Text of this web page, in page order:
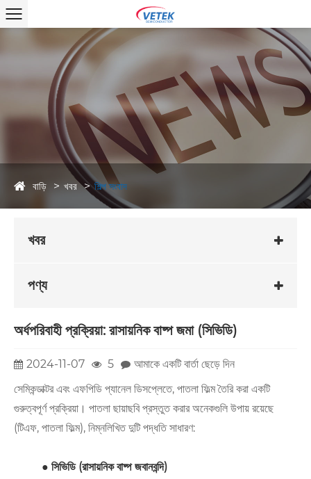
বাড়ি খবর শিল্প সংবাদ
খবর
পণ্য
অর্ধপরিবাহী প্রক্রিয়া: রাসায়নিক বাষ্প জমা (সিভিডি)
2024-11-07 5
আমাকে একটি বার্তা ছেড়ে দিন
সেমিকন্ডাক্টর এবং এফপিডি প্যানেল ডিসপ্লেতে, পাতলা ফিল্ম তৈরি করা একটি
গুরুত্বপূর্ণ প্রক্রিয়া। পাতলা ছায়াছবি প্রস্তুত করার অনেকগুলি উপায় রয়েছে
(টিএফ, পাতলা ফিল্ম), নিম্নলিখিত দুটি পদ্ধতি সাধারণ:
● সিভিডি (রাসায়নিক বাষ্প জবানবন্দি)